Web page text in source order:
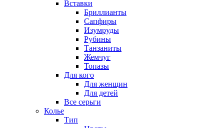
Вставки
Бриллианты
Сапфиры
Изумруды
Рубины
Танзаниты
Жемчуг
Топазы
Для кого
Для женщин
Для детей
Все серьги
Колье
Тип